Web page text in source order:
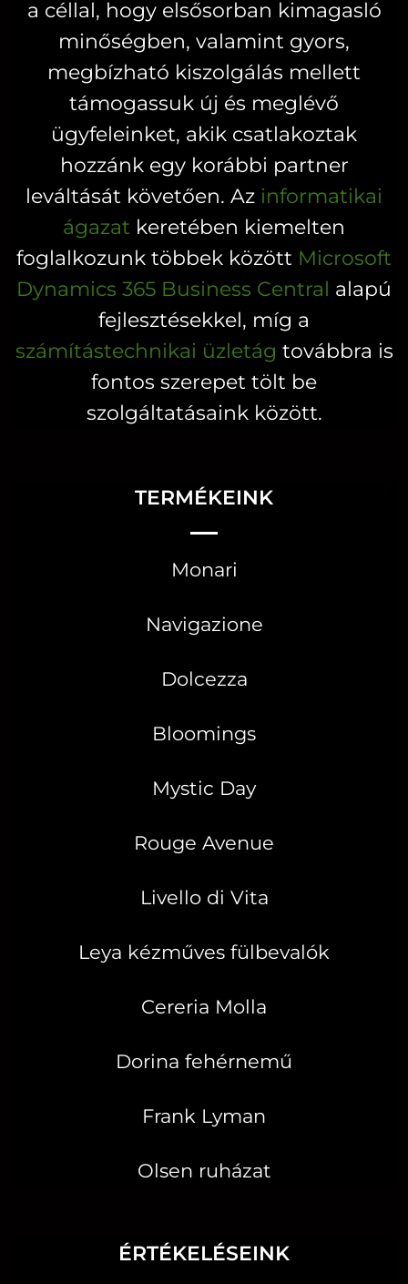
változatok
a
termékoldalon
választhatók
ki
változatok
a
ki
a céllal, hogy elsősorban kimagasló
minőségben, valamint gyors,
megbízható kiszolgálás mellett
támogassuk új és meglévő
ügyfeleinket, akik csatlakoztak
hozzánk egy korábbi partner
leváltását követően. Az informatikai
ágazat keretében kiemelten
foglalkozunk többek között Microsoft
Dynamics 365 Business Central alapú
fejlesztésekkel, míg a
számítástechnikai üzletág továbbra is
fontos szerepet tölt be
szolgáltatásaink között.
TERMÉKEINK
Monari
Navigazione
Dolcezza
Bloomings
Mystic Day
Rouge Avenue
Livello di Vita
Leya kézműves fülbevalók
Cereria Molla
Dorina fehérnemű
Frank Lyman
Olsen ruházat
ÉRTÉKELÉSEINK